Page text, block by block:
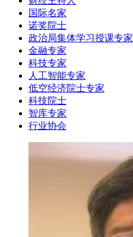
国际名家
诺奖院士
政治局集体学习授课专家
金融专家
科技专家
人工智能专家
低空经济院士专家
科技院士
智库专家
行业协会